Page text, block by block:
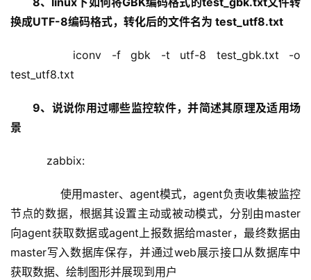
换成UTF-8编码格式，转化后的文件名为 test_utf8.txt
iconv -f gbk -t utf-8 test_gbk.txt -o
test_utf8.txt
9、说说你用过哪些监控软件，并简述其原理及适用场
景
zabbix:
使用master、agent模式，agent负责收集被监控
节点的数据，根据其设置主动或被动模式，分别由master
向agent获取数据或agent上报数据给master，最终数据由
master写入数据库保存，并通过web展示接口从数据库中
获取数据、绘制图形并展现到用户